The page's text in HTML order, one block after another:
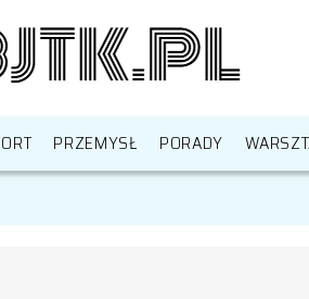
PRZEMYSŁ PORADY